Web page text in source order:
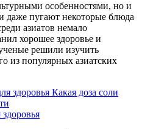
особенностями, но и
пугают некоторые блюда
азиатов немало
хорошее здоровье и
решили изучить
из популярных азиатских
Какая доза соли